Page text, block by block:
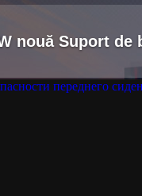
nouă Suport de